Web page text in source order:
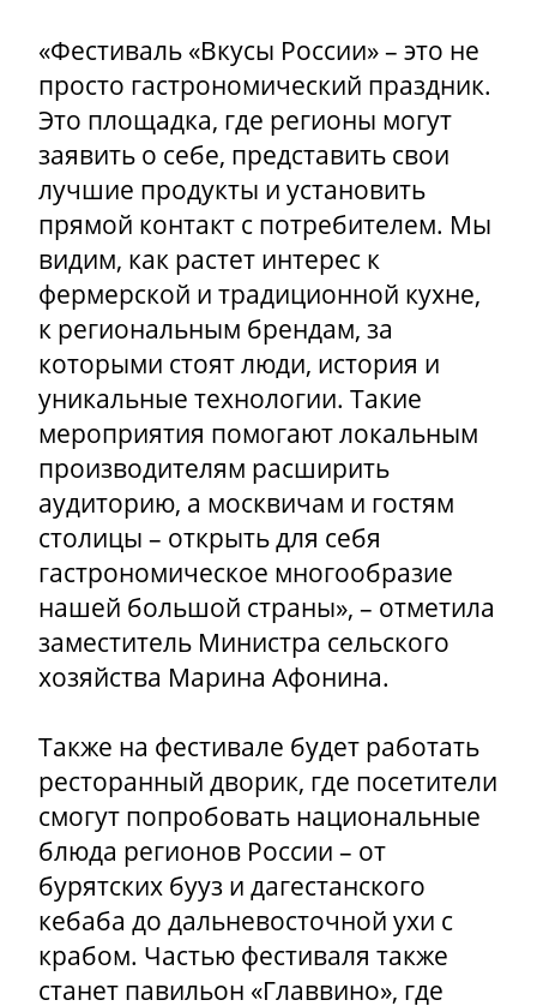
«Фестиваль «Вкусы России» – это не
просто гастрономический праздник.
Это площадка, где регионы могут
заявить о себе, представить свои
лучшие продукты и установить
прямой контакт с потребителем. Мы
видим, как растет интерес к
фермерской и традиционной кухне,
к региональным брендам, за
которыми стоят люди, история и
уникальные технологии. Такие
мероприятия помогают локальным
производителям расширить
аудиторию, а москвичам и гостям
столицы – открыть для себя
гастрономическое многообразие
нашей большой страны», – отметила
заместитель Министра сельского
хозяйства Марина Афонина.
Также на фестивале будет работать
ресторанный дворик, где посетители
смогут попробовать национальные
блюда регионов России – от
бурятских бууз и дагестанского
кебаба до дальневосточной ухи с
крабом. Частью фестиваля также
станет павильон «Главвино», где